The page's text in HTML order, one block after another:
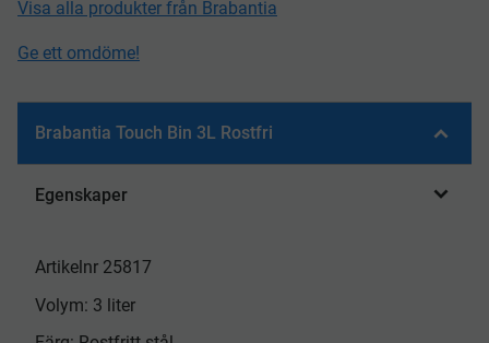
Visa alla produkter från Brabantia
Ge ett omdöme!
Brabantia Touch Bin 3L Rostfri
Egenskaper
Artikelnr 25817
Volym: 3 liter